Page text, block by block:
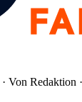
· Von Redaktion ·